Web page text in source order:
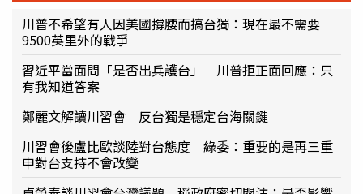
川普不希望有人因美國撐腰而搞台獨：現在最不需要
9500英里外的戰爭
習近平當面問「是否出兵護台」 川普拒正面回應：只
有我知道答案
鄭麗文解讀川習會 反台獨是穩定台海關鍵
川習會後盧比歐談陸對台態度 綠委：重要的是再三重
申對台支持不會改變